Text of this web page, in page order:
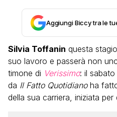
Aggiungi Biccy tra le
Silvia Toffanin questa
suo lavoro e passerà non
timone di Verissimo: il
da Il Fatto Quotidianoha
della sua carriera, iniziata per